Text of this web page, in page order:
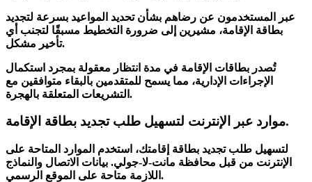
عبر المستخدمون عن رضاهم بشأنتحديد المواعيد بسرعة لتجديد
بطاقة الإقامة، مشيرين إلى ضرورة التخطيط مسبقًا لتجنب أي
تأخير مشكل.
تُصدر بطاقات الإقامة في مدة انتظار معقولة بمجرد استكمال
الإجراءات الإدارية، مما يسمح للمتقدمين بالبقاء متوافقين مع
التشريعات المتعلقة بالهجرة.
موارد عبر الإنترنت لتسهيل طلب تجديد بطاقة الإقامة.
لتسهيل طلب تجديد بطاقة إقامتك، استخدم الموارد المتاحة على
الإنترنت من قبل محافظة مانت-لا-جولي. بيانات الاتصال والنماذج
اللازمة متاحة على الموقع الرسمي.